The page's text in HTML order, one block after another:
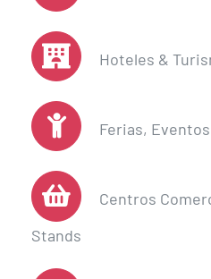
Hoteles &
Ferias,
Centros
Stands